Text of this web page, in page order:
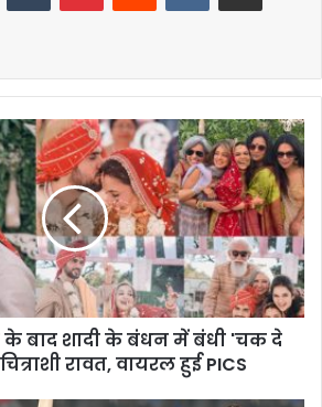
के बाद शादी के बंधन में बंधी 'चक दे
रावत, वायरल हुई PICS